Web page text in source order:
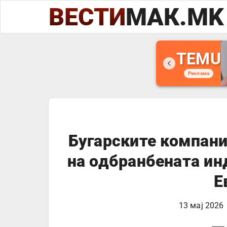
ВЕСТИМАК.MK
TEMU
Реклама
Бугарските
на одбранбената
13 мај 2026